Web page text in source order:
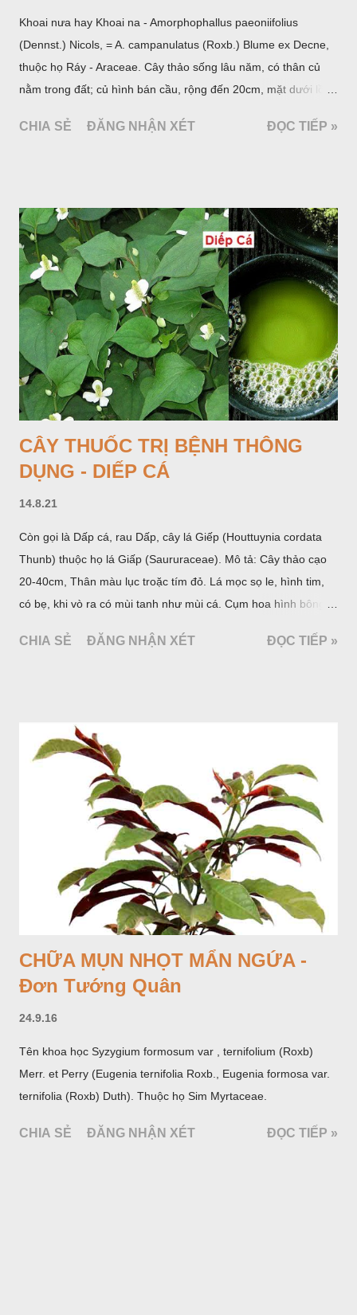
Khoai nưa hay Khoai na - Amorphophallus paeoniifolius
(Dennst.) Nicols, = A. campanulatus (Roxb.) Blume ex Decne,
thuộc họ Ráy - Araceae. Cây thảo sống lâu năm, có thân củ
nằm trong đất; củ hình bán cầu, rộng đến 20cm, mặt dưới lồi
quanh có 3-5 mấu lồi; vỏ củ màu nâu, thịt trắng vàng và cứng.
một mo to màu đỏ xanh có đốm trắng, mặt trong màu đỏ thẫm,
bao lấy một bong mo là một trục mang phần hoa cái ở dưới,
phần hoa đực ở trên. Khoai nưa phân bố ở Ấn độ, Myanma,
Trung quốc, Việt nam, Campuchia, Malaixia, Inđônêxia,
Philippin. Ở nước ta, khoai nưa mọc hoang rải rác ở khắp các
vùng rừng núi, được bà con nhiều địa phương đem về trồng từ
lâu đời ở trong vườn, quanh bờ ao, dọc hàng rào và trên các
đồi để làm thức ăn cho người và gia súc, gặp nhiều ở các tỉnh
Lạng s...
CHIA SẺ ĐĂNG NHẬN XÉT ĐỌC TIẾP »
CÂY THUỐC TRỊ BỆNH THÔNG
DỤNG - DIẾP CÁ
14.8.21
Còn gọi là Dấp cá, rau Dấp, cây lá Giếp (Houttuynia cordata
Thunb) thuộc họ lá Giấp (Saururaceae). Mô tả: Cây thảo cạo
20-40cm, Thân màu lục troặc tím đỏ. Lá mọc sọ le, hình tim,
có bẹ, khi vò ra có mùi tanh như mùi cá. Cụm hoa hình bông
nhạt. Hạt hình trái xoan nhẵn. Mùa hoa quả: tháng 5 – 7.
CHIA SẺ ĐĂNG NHẬN XÉT ĐỌC TIẾP »
CHỮA MỤN NHỌT MẨN NGỨA -
Đơn Tướng Quân
24.9.16
Tên khoa học Syzygium formosum var , ternifolium (Roxb)
Merr. et Perry (Eugenia ternifolia Roxb., Eugenia formosa var.
ternifolia (Roxb) Duth). Thuộc họ Sim Myrtaceae.
CHIA SẺ ĐĂNG NHẬN XÉT ĐỌC TIẾP »